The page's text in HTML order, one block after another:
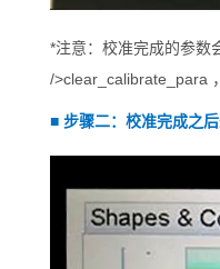
*注意：校准完成的参数
/>clear_calibrate_para
■步骤二：校准完成之